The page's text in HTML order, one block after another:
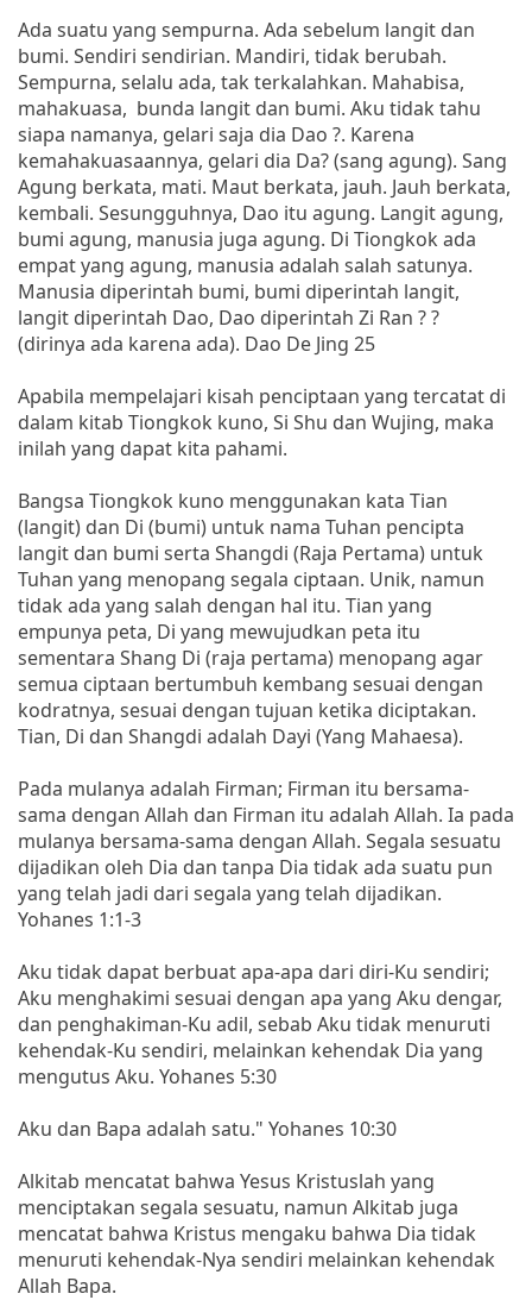
Ada suatu yang sempurna. Ada sebelum langit dan
bumi. Sendiri sendirian. Mandiri, tidak berubah.
Sempurna, selalu ada, tak terkalahkan. Mahabisa,
mahakuasa, bunda langit dan bumi. Aku tidak tahu
siapa namanya, gelari saja dia Dao ?. Karena
kemahakuasaannya, gelari dia Da? (sang agung). Sang
Agung berkata, mati. Maut berkata, jauh. Jauh berkata,
kembali. Sesungguhnya, Dao itu agung. Langit agung,
bumi agung, manusia juga agung. Di Tiongkok ada
empat yang agung, manusia adalah salah satunya.
Manusia diperintah bumi, bumi diperintah langit,
langit diperintah Dao, Dao diperintah Zi Ran ? ?
(dirinya ada karena ada). Dao De Jing 25
Apabila mempelajari kisah penciptaan yang tercatat di
dalam kitab Tiongkok kuno, Si Shu dan Wujing, maka
inilah yang dapat kita pahami.
Bangsa Tiongkok kuno menggunakan kata Tian
(langit) dan Di (bumi) untuk nama Tuhan pencipta
langit dan bumi serta Shangdi (Raja Pertama) untuk
Tuhan yang menopang segala ciptaan. Unik, namun
tidak ada yang salah dengan hal itu. Tian yang
empunya peta, Di yang mewujudkan peta itu
sementara Shang Di (raja pertama) menopang agar
semua ciptaan bertumbuh kembang sesuai dengan
kodratnya, sesuai dengan tujuan ketika diciptakan.
Tian, Di dan Shangdi adalah Dayi (Yang Mahaesa).
Pada mulanya adalah Firman; Firman itu bersama-
sama dengan Allah dan Firman itu adalah Allah. Ia pada
mulanya bersama-sama dengan Allah. Segala sesuatu
dijadikan oleh Dia dan tanpa Dia tidak ada suatu pun
yang telah jadi dari segala yang telah dijadikan.
Yohanes 1:1-3
Aku tidak dapat berbuat apa-apa dari diri-Ku sendiri;
Aku menghakimi sesuai dengan apa yang Aku dengar,
dan penghakiman-Ku adil, sebab Aku tidak menuruti
kehendak-Ku sendiri, melainkan kehendak Dia yang
mengutus Aku. Yohanes 5:30
Aku dan Bapa adalah satu." Yohanes 10:30
Alkitab mencatat bahwa Yesus Kristuslah yang
menciptakan segala sesuatu, namun Alkitab juga
mencatat bahwa Kristus mengaku bahwa Dia tidak
menuruti kehendak-Nya sendiri melainkan kehendak
Allah Bapa.